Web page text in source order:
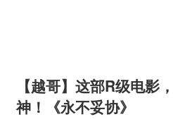
【越哥】这部R级电影
神！《永不妥协》